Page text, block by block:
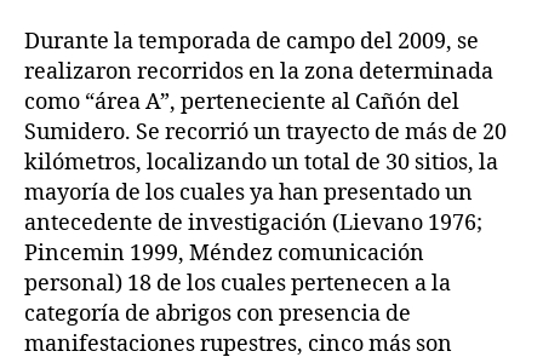
Durante la temporada de campo del 2009, se
realizaron recorridos en la zona determinada
como “área A”, perteneciente al Cañón del
Sumidero. Se recorrió un trayecto de más de 20
kilómetros, localizando un total de 30 sitios, la
mayoría de los cuales ya han presentado un
antecedente de investigación (Lievano 1976;
Pincemin 1999, Méndez comunicación
personal) 18 de los cuales pertenecen a la
categoría de abrigos con presencia de
manifestaciones rupestres, cinco más son